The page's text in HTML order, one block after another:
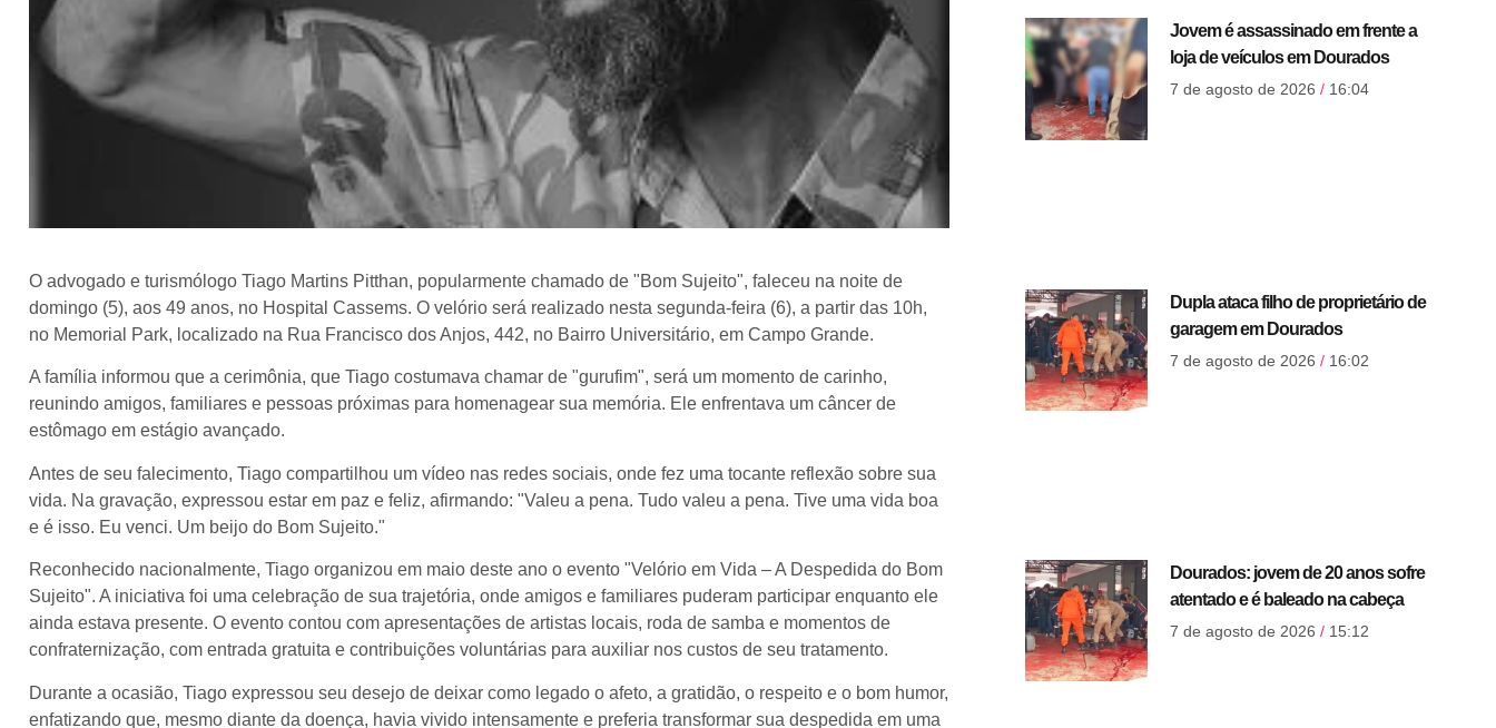
O advogado e turismólogo Tiago Martins Pitthan, popularmente chamado de "Bom Sujeito", faleceu na noite de
domingo (5), aos 49 anos, no Hospital Cassems. O velório será realizado nesta segunda-feira (6), a partir das 10h,
no Memorial Park, localizado na Rua Francisco dos Anjos, 442, no Bairro Universitário, em Campo Grande.
A família informou que a cerimônia, que Tiago costumava chamar de "gurufim", será um momento de carinho,
reunindo amigos, familiares e pessoas próximas para homenagear sua memória. Ele enfrentava um câncer de
estômago em estágio avançado.
Antes de seu falecimento, Tiago compartilhou um vídeo nas redes sociais, onde fez uma tocante reflexão sobre sua
vida. Na gravação, expressou estar em paz e feliz, afirmando: "Valeu a pena. Tudo valeu a pena. Tive uma vida boa
e é isso. Eu venci. Um beijo do Bom Sujeito."
Reconhecido nacionalmente, Tiago organizou em maio deste ano o evento "Velório em Vida – A Despedida do Bom
Sujeito". A iniciativa foi uma celebração de sua trajetória, onde amigos e familiares puderam participar enquanto ele
ainda estava presente. O evento contou com apresentações de artistas locais, roda de samba e momentos de
confraternização, com entrada gratuita e contribuições voluntárias para auxiliar nos custos de seu tratamento.
Durante a ocasião, Tiago expressou seu desejo de deixar como legado o afeto, a gratidão, o respeito e o bom humor,
enfatizando que, mesmo diante da doença, havia vivido intensamente e preferia transformar sua despedida em uma
Jovem é assassinado em frente a
loja de veículos em Dourados
7 de agosto de 2026 16:04
Dupla ataca filho de proprietário de
garagem em Dourados
7 de agosto de 2026 16:02
Dourados: jovem de 20 anos sofre
atentado e é baleado na cabeça
7 de agosto de 2026 15:12